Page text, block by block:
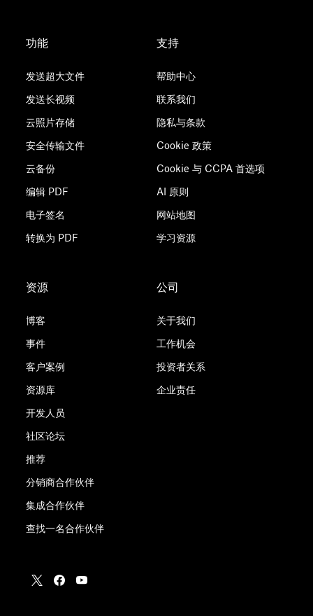
功能
发送超大文件
发送长视频
云照片存储
安全传输文件
云备份
编辑 PDF
电子签名
转换为 PDF
支持
帮助中心
联系我们
隐私与条款
Cookie 政策
Cookie 与 CCPA 首选项
AI 原则
网站地图
学习资源
资源
博客
事件
客户案例
资源库
开发人员
社区论坛
推荐
分销商合作伙伴
集成合作伙伴
查找一名合作伙伴
公司
关于我们
工作机会
投资者关系
企业责任